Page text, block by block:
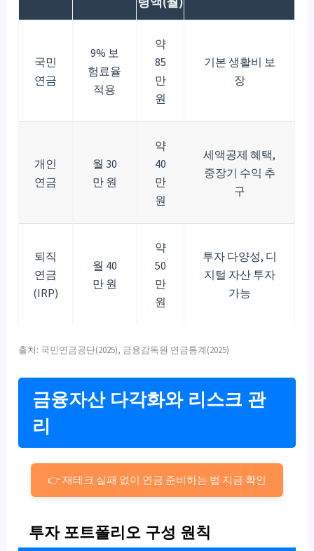
국민
연금
9% 보
험료율
적용
약
85
만
원
기본 생활비 보
장
개인
연금
월 30
만 원
약
40
만
원
세액공제 혜택,
중장기 수익 추
구
퇴직
연금
(IRP)
월 40
만 원
약
50
만
원
투자 다양성, 디
지털 자산 투자
가능
출처: 국민연금공단(2025), 금융감독원 연금통계(2025)
금융자산 다각화와 리스크 관
리
👉 재테크 실패 없이 연금 준비하는 법 지금 확인
투자 포트폴리오 구성 원칙